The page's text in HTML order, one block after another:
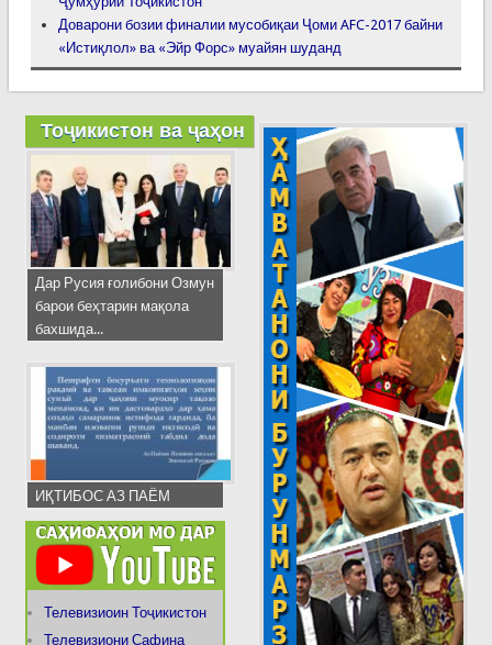
Доварони бозии финалии мусобиқаи Ҷоми AFC-2017 байни
«Истиқлол» ва «Эйр Форс» муайян шуданд
Тоҷикистон ва ҷаҳон
Дар Русия ғолибони Озмун
барои беҳтарин мақола
бахшида...
ИҚТИБОС АЗ ПАЁМ
Телевизиоин Тоҷикистон
Телевизиони Сафина